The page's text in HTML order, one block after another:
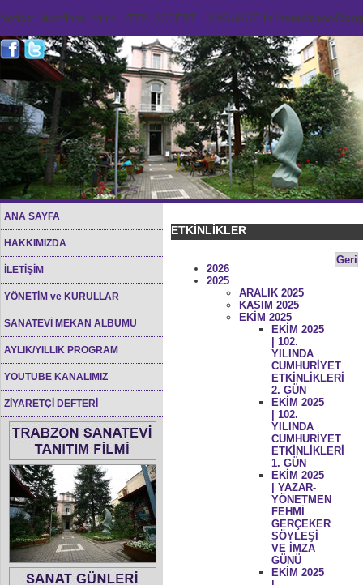
Notice: Undefined index: HTTP_ACCEPT_LANGUAGE in /home/
ANA SAYFA
HAKKIMIZDA
İLETİŞİM
YÖNETİM ve KURULLAR
SANATEVİ MEKAN ALBÜMÜ
AYLIK/YILLIK PROGRAM
YOUTUBE KANALIMIZ
ZİYARETÇİ DEFTERİ
ETKİNLİKLER
Geri
2026
2025
ARALIK 2025
KASIM 2025
EKİM 2025
EKİM 2025
| 102.
YILINDA
CUMHURİYET
ETKİNLİKLERİ
2. GÜN
EKİM 2025
| 102.
YILINDA
CUMHURİYET
ETKİNLİKLERİ
1. GÜN
EKİM 2025
| YAZAR-
YÖNETMEN
FEHMİ
GERÇEKER
SÖYLEŞİ
VE İMZA
GÜNÜ
EKİM 2025